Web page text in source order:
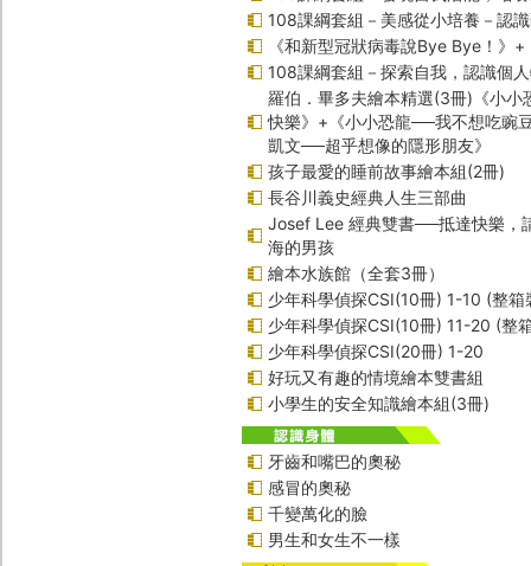
108課綱套組－美感從小培養－認
《和新型冠狀病毒說Bye Bye！》
108課綱套組－探索自我，認識個
羅伯．畢多夫繪本精選(3冊)《小
快樂》+《小小恐龍──我不想吃豌
凱文──超乎想像的隱形朋友》
孩子最愛的睡前故事繪本組(2冊)
長谷川義史經典人生三部曲
Josef Lee 經典雙書──抵達快樂，
海的男孩
繪本水族館（全套3冊）
少年科學偵探CSI(10冊) 1-10 (整箱
少年科學偵探CSI(10冊) 11-20 (整
少年科學偵探CSI(20冊) 1-20
好玩又有趣的情境繪本雙書組
小學生的安全知識繪本組(3冊)
牙齒和嘴巴的奧秘
感冒的奧秘
千變萬化的臉
男生和女生不一樣